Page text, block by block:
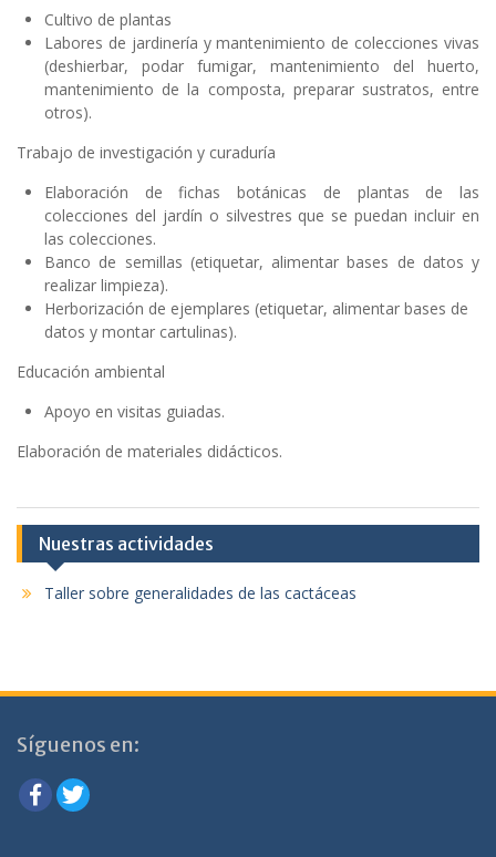
Cultivo de plantas
Labores de jardinería y mantenimiento de colecciones vivas
(deshierbar, podar fumigar, mantenimiento del huerto,
mantenimiento de la composta, preparar sustratos, entre
otros).
Trabajo de investigación y curaduría
Elaboración de fichas botánicas de plantas de las
colecciones del jardín o silvestres que se puedan incluir en
las colecciones.
Banco de semillas (etiquetar, alimentar bases de datos y
realizar limpieza).
Herborización de ejemplares (etiquetar, alimentar bases de
datos y montar cartulinas).
Educación ambiental
Apoyo en visitas guiadas.
Elaboración de materiales didácticos.
Nuestras actividades
Taller sobre generalidades de las cactáceas
Síguenos en: